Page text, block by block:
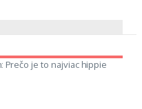
Prečo je to najviac hippie